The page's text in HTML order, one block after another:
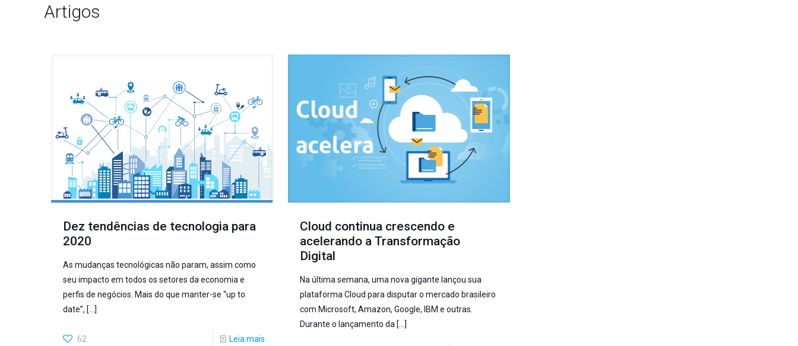
Artigos
Dez tendências de tecnologia para
2020
As mudanças tecnológicas não param, assim como
seu impacto em todos os setores da economia e
perfis de negócios. Mais do que manter-se “up to
date”, […]
62 Leia mais
Cloud continua crescendo e
acelerando a Transformação
Digital
Na última semana, uma nova gigante lançou sua
plataforma Cloud para disputar o mercado brasileiro
com Microsoft, Amazon, Google, IBM e outras.
Durante o lançamento da […]